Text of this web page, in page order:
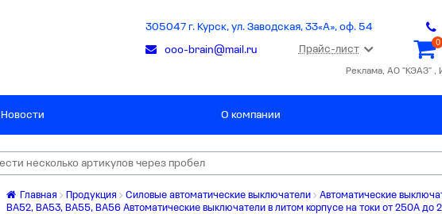
305047 г. Курск, ул. Заводская, 33«А», оф. 54
ooo-brain@mail.ru Прайс-лист
0
Реклама, АО "КЭАЗ" ,
Новости О компании
Главная Продукция Силовые автоматические выключатели
Автоматические
ВА52, ВА53, ВА55, ВА56 Автоматические выключатели в литом корпусе на токи от 250А до